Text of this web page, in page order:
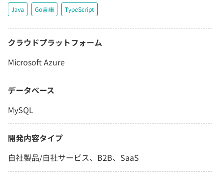
Java Go言語 TypeScript
クラウドプラットフォーム
Microsoft Azure
データベース
MySQL
開発内容タイプ
自社製品/自社サービス、B2B、SaaS